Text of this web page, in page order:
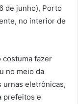
de junho), Porto
no interior de
costuma fazer
no meio da
urnas eletrônicas,
prefeitos e